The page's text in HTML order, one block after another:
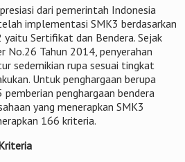
dari pemerintah Indonesia
implementasi SMK3 berdasarkan
Sertifikat dan Bendera. Sejak
No.26 Tahun 2014, penyerahan
sedemikian rupa sesuai tingkat
Untuk penghargaan berupa
penghargaan bendera
yang menerapkan SMK3
166 kriteria.